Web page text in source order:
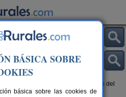
> Casa Rural El Caño del
BÁSICA SOBRE
básica sobre las cookies de